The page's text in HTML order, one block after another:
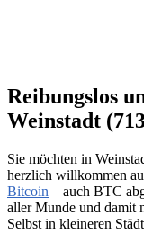
Reibungslos
Weinstadt
Sie möchten in
herzlich willkommen
Bitcoin – auch BTC
aller Munde und damit
Selbst in kleineren